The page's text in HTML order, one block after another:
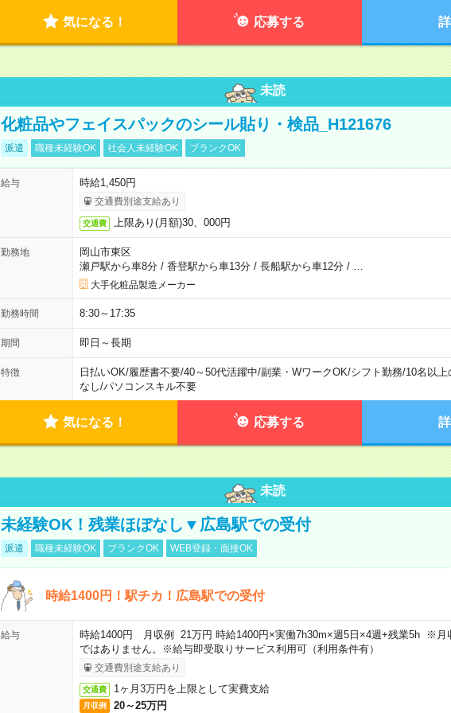
気になる！ 応募する
未読
化粧品やフェイスパックのシール貼り・検品_H121676
派遣 職種未経験OK 社会人未経験OK ブランクOK
給与 時給1,450円
交通費別途支給あり
交通費 上限あり(月額)30、000円
勤務地
岡山市東区
瀬戸駅から車8分/ 香登駅から車13分/ 長船駅から車12分/ …
大手化粧品製造メーカー
勤務時間 8:30～17:35
期間 即日～長期
特徴 日払いOK/履歴書不要/40～50代活躍中/副業・WワークOK/シフト勤務/10名以上
なし/パソコンスキル不要
気になる！ 応募する
未読
未経験OK！残業ほぼなし▼広島駅での受付
派遣 職種未経験OK ブランクOK WEB登録・面接OK
時給1400円！駅チカ！広島駅での受付
給与
時給1400円 月収例 21万円 時給1400円×実働7h30m×週5日×4週+残業5h ※月
ではありません。※給与即受取りサービス利用可（利用条件有）
交通費別途支給あり
交通費 1ヶ月3万円を上限として実費支給
月収例 20～25万円